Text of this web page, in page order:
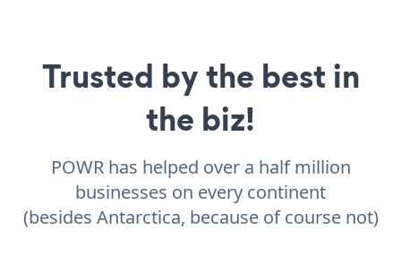
Trusted by the best in
the biz!
POWR has helped over a half million
businesses on every continent
(besides Antarctica, because of course not)